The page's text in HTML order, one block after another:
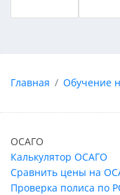
Главная Обучение
ОСАГО
Калькулятор ОСАГО
Сравнить цены на
Проверка полиса по